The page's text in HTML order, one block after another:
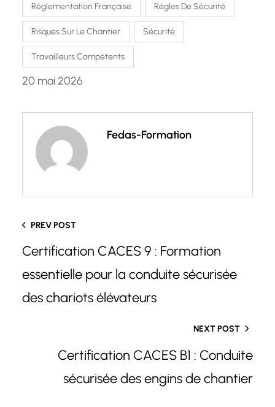
Réglementation Française Règles De Sécurité
Risques Sur Le Chantier Sécurité
Travailleurs Compétents
20 mai 2026
Fedas-Formation
PREV POST
Certification CACES 9 : Formation
essentielle pour la conduite sécurisée
des chariots élévateurs
NEXT POST
Certification CACES B1 : Conduite
sécurisée des engins de chantier